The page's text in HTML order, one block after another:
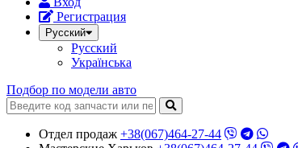
Регистрация
Русский
Русский
Українська
Подбор по модели авто
Отдел продаж +38(067)464-27-44